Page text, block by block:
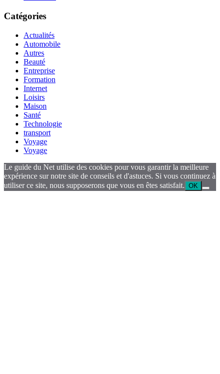
Catégories
Actualités
Automobile
Autres
Beauté
Entreprise
Formation
Internet
Loisirs
Maison
Santé
Technologie
transport
Voyage
Voyage
Le guide du Net utilise des cookies pour vous garantir la meilleure
expérience sur notre site de conseils et d'astuces. Si vous continuez à
utiliser ce site, nous supposerons que vous en êtes satisfait. OK